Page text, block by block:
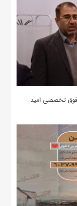
تخصصی امید